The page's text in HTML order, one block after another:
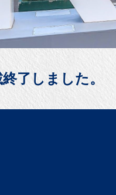
了しました。